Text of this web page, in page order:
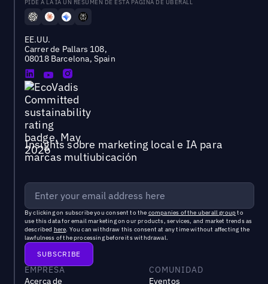
PÍDE A LA IA UN RESUMEN DE ESTA PÁGINA DE UBERALL
EE.UU.
Carrer de Pallars 108,
08018 Barcelona, Spain
Insights sobre marketing local e IA para
marcas multiubicación
By clicking on subscribe you consent to the companies of the uberall groupto
use this data for email marketing on our products, services, and market trends as
described here. You can withdraw this consent at any time without affecting the
lawfulness of the processing before its withdrawal.
EMPRESA
Acerca de
COMUNIDAD
Eventos